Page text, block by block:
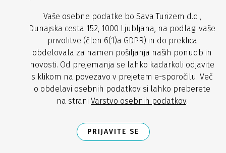
Vaše osebne podatke bo Sava Turizem d.d.,
Dunajska cesta 152, 1000 Ljubljana, na podlagi vaše
privolitve (člen 6(1)a GDPR) in do preklica
obdelovala za namen pošiljanja naših ponudb in
novosti. Od prejemanja se lahko kadarkoli odjavite
s klikom na povezavo v prejetem e-sporočilu. Več
o obdelavi osebnih podatkov si lahko preberete
na strani Varstvo osebnih podatkov.
PRIJAVITE SE